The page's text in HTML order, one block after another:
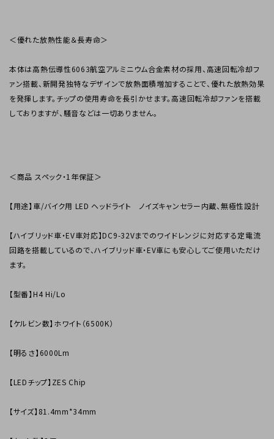
＜優れた放熱性能＆長寿命＞
本体は高熱伝導性6063航空アルミニウム合金素材の採用、高速回転冷却フ
ァン搭載、新開発独特なデザインで放熱面積増加することで、優れた放熱効果
を発揮します。チップの使用寿命を長引かせます。高速回転冷却ファンを搭載
しておりますが、騒音などは一切ありません。
＜商品 スペック・1年保証＞
【用途】車/バイク用 LED ヘッドライト ノイズキャンセラー内蔵、無極性設計
【ハイブリッド車・EV車対応】DC9-32Vまでのワイドレンジに対応する定電流
回路を搭載しているので、ハイブリッド車・EV車にも安心してご使用いただけ
ます。
【型番】H4 Hi/Lo
【ケルビン数】ホワイト（6500K）
【明るさ】6000Lm
【LEDチップ】ZES Chip
【サイズ】81.4mm*34mm